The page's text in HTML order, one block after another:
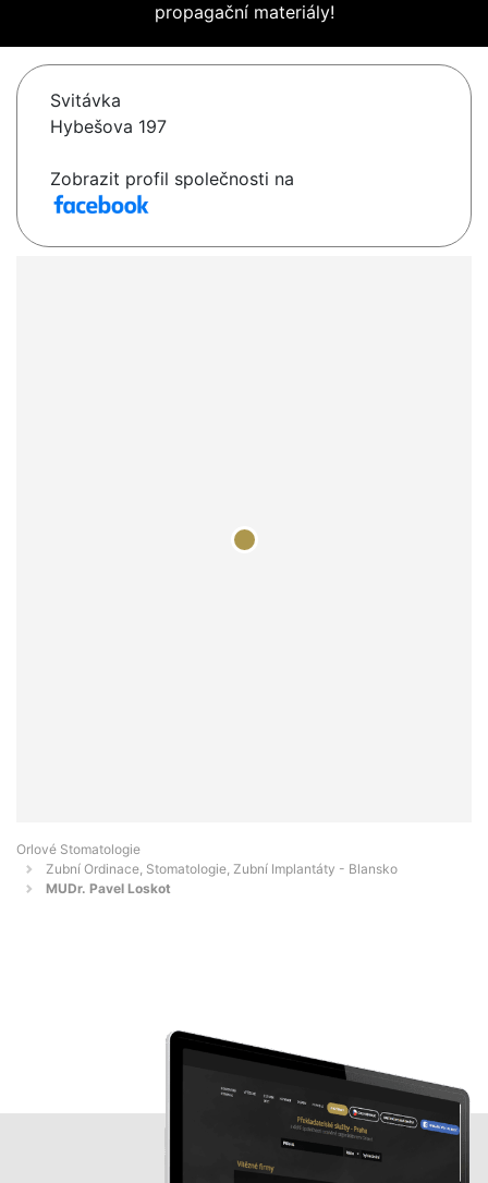
propagační materiály!
Svitávka
Hybešova 197
Zobrazit profil společnosti na
Orlové Stomatologie
Zubní Ordinace, Stomatologie, Zubní Implantáty - Blansko
MUDr. Pavel Loskot